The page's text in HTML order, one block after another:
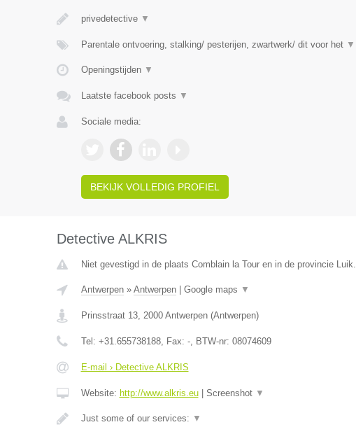
privedetective ▼
Parentale ontvoering, stalking/ pesterijen, zwartwerk/ dit voor het ▼
Openingstijden ▼
Laatste facebook posts ▼
Sociale media:
BEKIJK VOLLEDIG PROFIEL
Detective ALKRIS
Niet gevestigd in de plaats Comblain la Tour en in de provincie Luik.
Antwerpen» Antwerpen| Google maps ▼
Prinsstraat 13, 2000 Antwerpen(Antwerpen)
Tel: +31.655738188, Fax: -, BTW-nr: 08074609
E-mail › Detective ALKRIS
Website: http://www.alkris.eu| Screenshot ▼
Just some of our services: ▼